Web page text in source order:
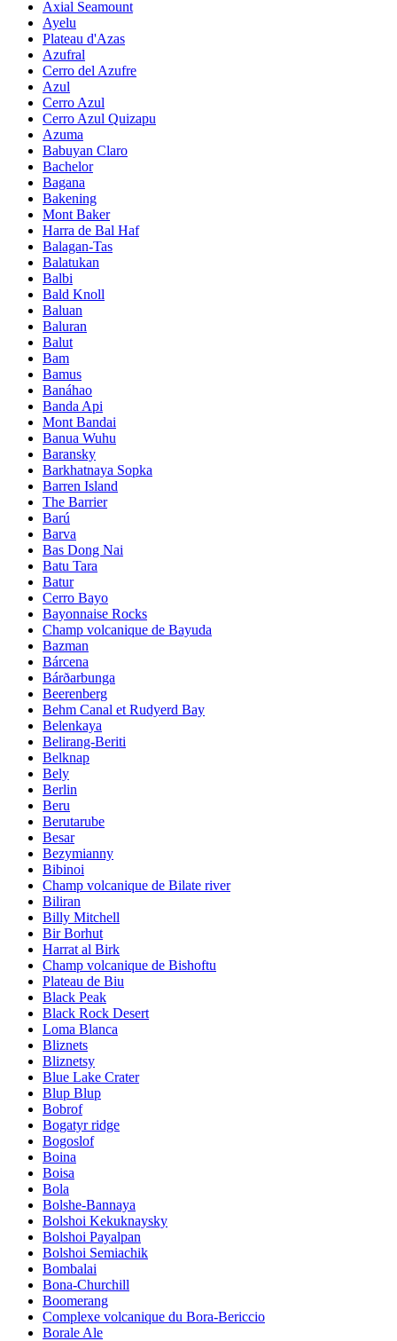
Axial Seamount
Ayelu
Plateau d'Azas
Azufral
Cerro del Azufre
Azul
Cerro Azul
Cerro Azul Quizapu
Azuma
Babuyan Claro
Bachelor
Bagana
Bakening
Mont Baker
Harra de Bal Haf
Balagan-Tas
Balatukan
Balbi
Bald Knoll
Baluan
Baluran
Balut
Bam
Bamus
Banáhao
Banda Api
Mont Bandai
Banua Wuhu
Baransky
Barkhatnaya Sopka
Barren Island
The Barrier
Barú
Barva
Bas Dong Nai
Batu Tara
Batur
Cerro Bayo
Bayonnaise Rocks
Champ volcanique de Bayuda
Bazman
Bárcena
Bárðarbunga
Beerenberg
Behm Canal et Rudyerd Bay
Belenkaya
Belirang-Beriti
Belknap
Bely
Berlin
Beru
Berutarube
Besar
Bezymianny
Bibinoi
Champ volcanique de Bilate river
Biliran
Billy Mitchell
Bir Borhut
Harrat al Birk
Champ volcanique de Bishoftu
Plateau de Biu
Black Peak
Black Rock Desert
Loma Blanca
Bliznets
Bliznetsy
Blue Lake Crater
Blup Blup
Bobrof
Bogatyr ridge
Bogoslof
Boina
Boisa
Bola
Bolshe-Bannaya
Bolshoi Kekuknaysky
Bolshoi Payalpan
Bolshoi Semiachik
Bombalai
Bona-Churchill
Boomerang
Complexe volcanique du Bora-Bericcio
Borale Ale